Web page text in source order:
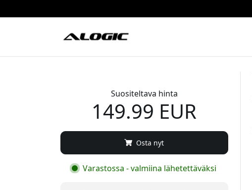
Suositeltava hinta
149.99 EUR
Osta nyt
Varastossa - valmiina lähetettäväksi